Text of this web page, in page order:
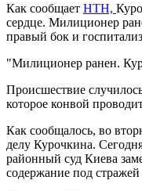
Как сообщает НТН,
сердце. Милиционер
правый бок и
"Милиционер ранен.
Происшествие
которое конвой
Как сообщалось, во
делу Курочкина.
районный суд Киева
содержание под